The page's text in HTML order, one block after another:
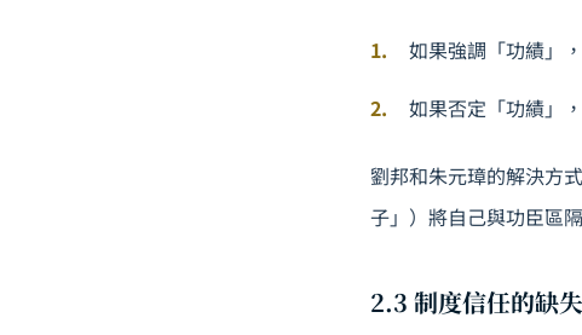
如果強調「功績」
如果否定「功績」
劉邦和朱元璋的解決方式
子」）將自己與功臣區
2.3 制度信任的缺失